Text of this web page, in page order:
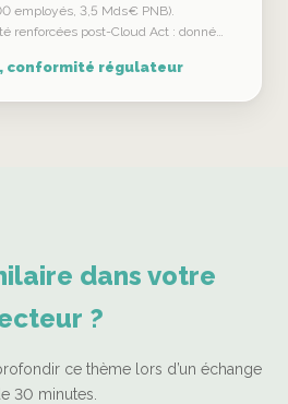
employés, 3,5 Mds€ PNB).
renforcées post-Cloud Act : donné…
conformité régulateur
dans votre
?
ce thème lors d’un échange
30 minutes.